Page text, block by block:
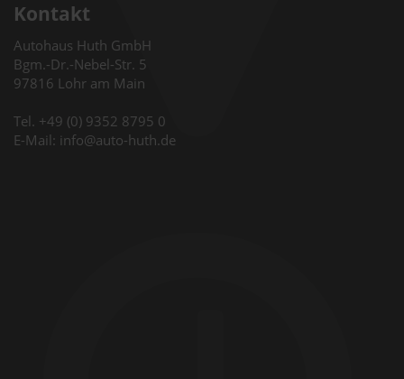
Kontakt
Autohaus Huth GmbH
Bgm.-Dr.-Nebel-Str. 5
97816 Lohr am Main
Tel. +49 (0) 9352 8795 0
E-Mail: info@auto-huth.de